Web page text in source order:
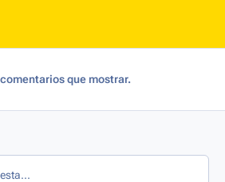
que mostrar.